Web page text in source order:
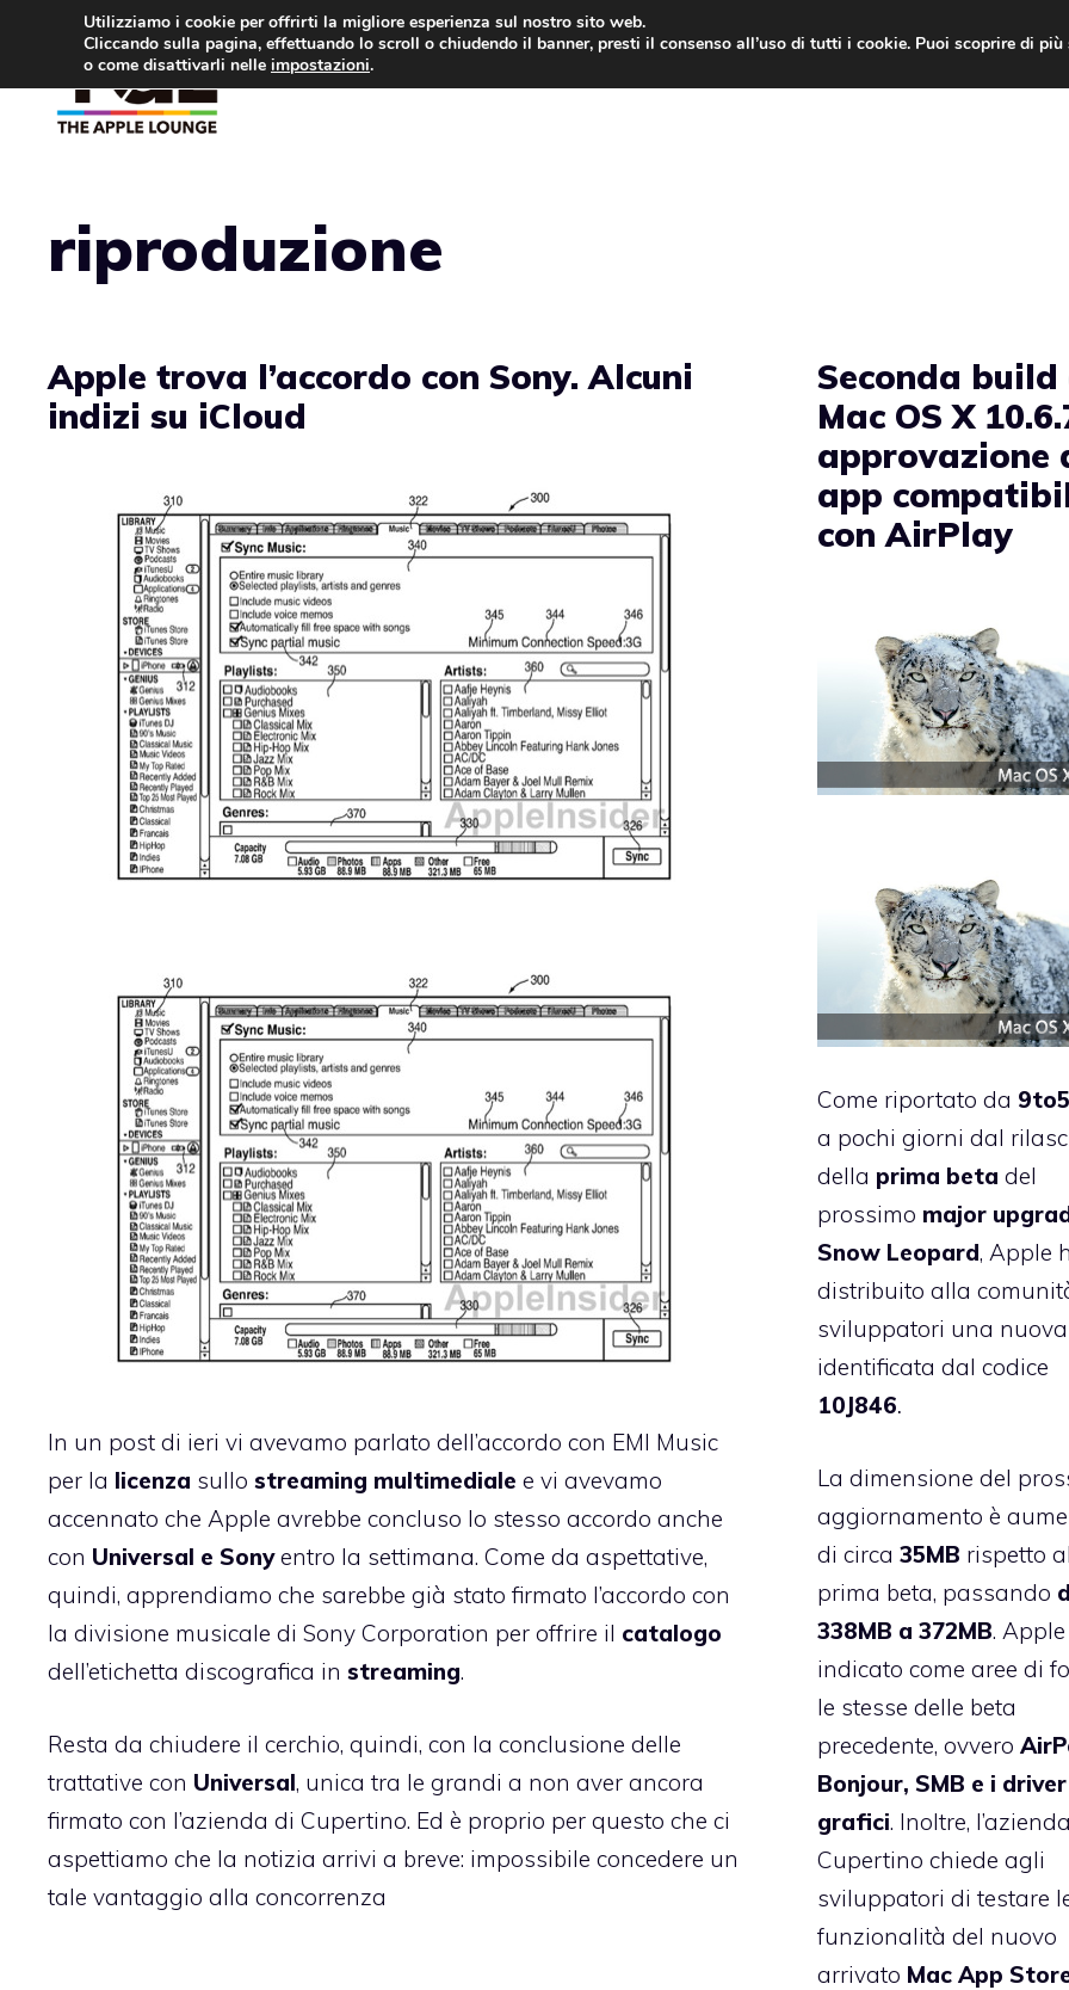
contenuto
riproduzione
Apple trova l’accordo con Sony. Alcuni
indizi su iCloud
In un post di ieri vi avevamo parlato dell’accordo con EMI Music
per la licenza sullo streaming multimediale e vi avevamo
accennato che Apple avrebbe concluso lo stesso accordo anche
con Universal e Sonyentro la settimana. Come da aspettative,
quindi, apprendiamo che sarebbe già stato firmato l’accordo con
la divisione musicale di Sony Corporation per offrire il catalogo
dell’etichetta discografica in streaming.
Resta da chiudere il cerchio, quindi, con la conclusione delle
trattative con Universal, unica tra le grandi a non aver ancora
firmato con l’azienda di Cupertino. Ed è proprio per questo che ci
aspettiamo che la notizia arrivi a breve: impossibile concedere un
tale vantaggio alla concorrenza
Seconda build
Mac OS X
approvazione
app
con AirPlay
Come riportato da
a pochi giorni dal
della prima beta del
prossimo major
Snow Leopard, Apple
distribuito alla
sviluppatori una nuova
identificata dal codice
10J846.
La dimensione del
aggiornamento è
di circa35MB rispetto
prima beta, passando
338MB a 372MB.
indicato come aree di
le stesse delle beta
precedente, ovvero
Bonjour, SMB e i driver
grafici. Inoltre,
Cupertino chiede agli
sviluppatori di testare
funzionalità del nuovo
arrivato Mac App
Utilizziamo i cookie per offrirti la migliore esperienza sul nostro sito web.
Cliccando sulla pagina, effettuando lo scroll o chiudendo il banner, presti il consenso all’uso di tutti i cookie. Puoi scoprire di
o come disattivarli nelle impostazioni.